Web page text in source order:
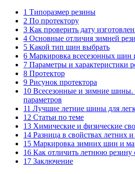
1 Типоразмер резины
2 По протектору
3 Как проверить дату
4 Основные отличия зимней
5 Какой тип шин выбрать
6 Маркировка всесезонных шин
7 Параметры и характеристики
8 Протектор
9 Рисунок протектора
10 Всесезонные и зимние
параметров
11 Лучшие летние шины для
12 Статьи по теме
13 Химические и физические
14 Разница в свойствах летних
15 Маркировка зимних шин и
16 Как отличить летнюю резину
17 Заключение